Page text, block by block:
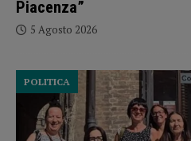
Piacenza”
5 Agosto 2026
POLITICA